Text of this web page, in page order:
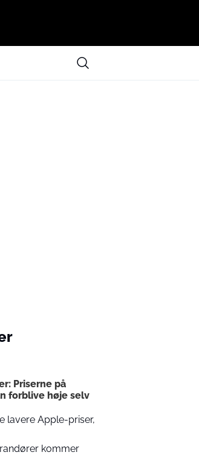
Priserne på
forblive høje selv
lavere Apple-priser,
kommer